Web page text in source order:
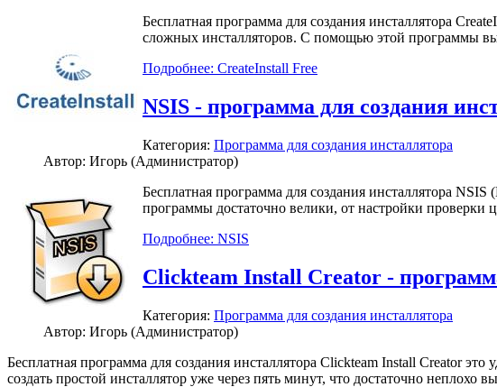
Бесплатная программа для создания инсталлятора
сложных инсталляторов. С помощью этой программы
Подробнее: CreateInstall Free
NSIS - программа для создания
Категория: Программа для создания инсталлятора
Автор: Игорь (Администратор)
Бесплатная программа для создания инсталлятора
программы достаточно велики, от настройки проверки
Подробнее: NSIS
Clickteam Install Creator -
Категория: Программа для создания инсталлятора
Автор: Игорь (Администратор)
Бесплатная программа для создания инсталлятора Clickteam Install Creator
создать простой инсталлятор уже через пять минут, что достаточно неплохо